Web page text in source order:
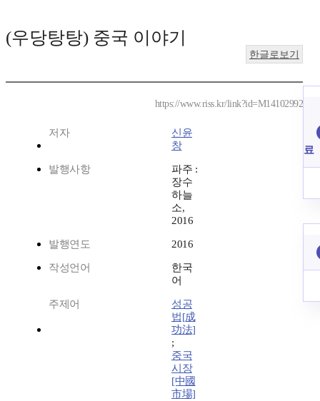
(우당탕탕) 중국 이야기
한글로보기
https://www.riss.kr/link?id=M14102992
저자
신윤
창
발행사항
파주 :
장수
하늘
소,
2016
발행연도 2016
작성언어
한국
어
주제어
성공
법[成
功法]
;
중국
시장
[中國
市場]
료